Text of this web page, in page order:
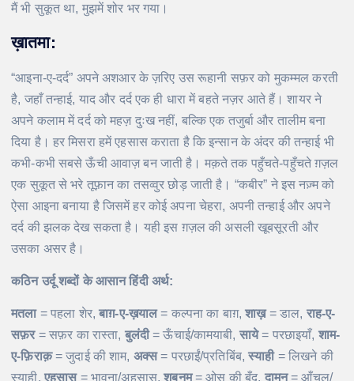
मैं भी सुकूत था, मुझमें शोर भर गया।
ख़ातमा:
“आइना-ए-दर्द” अपने अशआर के ज़रिए उस रूहानी सफ़र को मुकम्मल करती
है, जहाँ तन्हाई, याद और दर्द एक ही धारा में बहते नज़र आते हैं। शायर ने
अपने कलाम में दर्द को महज़ दुःख नहीं, बल्कि एक तजुर्बा और तालीम बना
दिया है। हर मिसरा हमें एहसास कराता है कि इन्सान के अंदर की तन्हाई भी
कभी-कभी सबसे ऊँची आवाज़ बन जाती है। मक़ते तक पहुँचते-पहुँचते ग़ज़ल
एक सुकूत से भरे तूफ़ान का तसव्वुर छोड़ जाती है। “कबीर” ने इस नज़्म को
ऐसा आइना बनाया है जिसमें हर कोई अपना चेहरा, अपनी तन्हाई और अपने
दर्द की झलक देख सकता है। यही इस ग़ज़ल की असली खूबसूरती और
उसका असर है।
कठिन उर्दू शब्दों के आसान हिंदी अर्थ:
मतला= पहला शेर,बाग़-ए-ख़याल= कल्पना का बाग़,शाख़= डाल, राह-ए-
सफ़र= सफ़र का रास्ता, बुलंदी= ऊँचाई/कामयाबी, साये= परछाइयाँ, शाम-
ए-फ़िराक़= जुदाई की शाम, अक्स= परछाईं/प्रतिबिंब,स्याही= लिखने की
स्याही, एहसास= भावना/अहसास,शबनम= ओस की बूँद, दामन= आँचल/